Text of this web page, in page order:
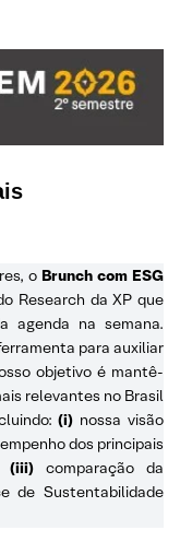
o Brunch com ESG
Research da XP que
agenda na semana.
para auxiliar
objetivo é mantê-
relevantes no Brasil
(i) nossa visão
dos principais
(iii) comparação da
de Sustentabilidade